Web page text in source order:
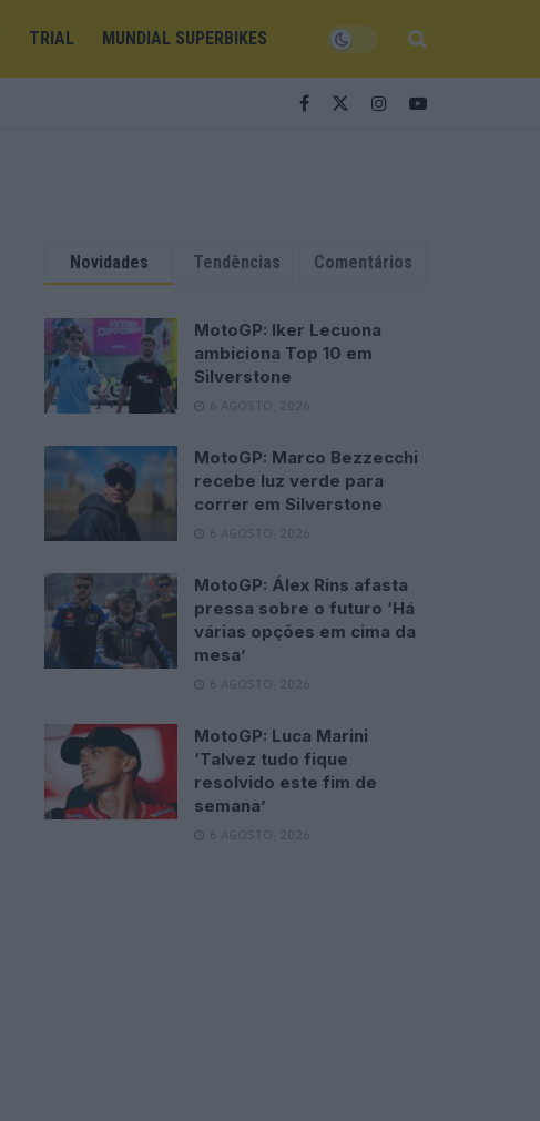
TRIAL MUNDIAL SUPERBIKES
Novidades Tendências Comentários
MotoGP: Iker Lecuona
ambiciona Top 10 em
Silverstone
6 AGOSTO, 2026
MotoGP: Marco Bezzecchi
recebe luz verde para
correr em Silverstone
6 AGOSTO, 2026
MotoGP: Álex Rins afasta
pressa sobre o futuro ‘Há
várias opções em cima da
mesa’
6 AGOSTO, 2026
MotoGP: Luca Marini
‘Talvez tudo fique
resolvido este fim de
semana’
6 AGOSTO, 2026